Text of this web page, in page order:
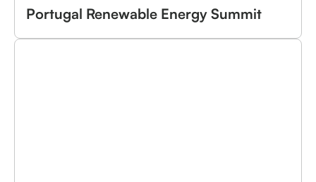
Portugal Renewable Energy Summit